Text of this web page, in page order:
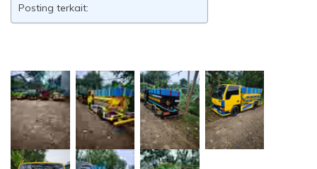
Posting terkait: